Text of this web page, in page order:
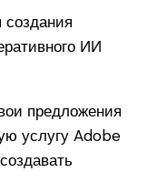
предложения
услугу Adobe